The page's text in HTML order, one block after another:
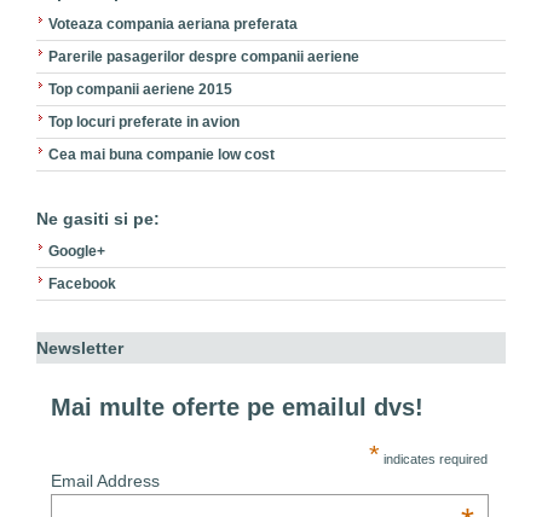
Voteaza compania aeriana preferata
Parerile pasagerilor despre companii aeriene
Top companii aeriene 2015
Top locuri preferate in avion
Cea mai buna companie low cost
Ne gasiti si pe:
Google+
Facebook
Newsletter
Mai multe oferte pe emailul dvs!
* indicates required
Email Address